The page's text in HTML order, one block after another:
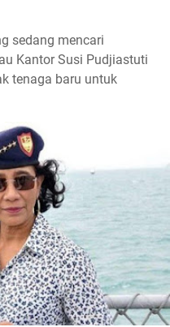
sedang mencari
Kantor Susi Pudjiastuti
tenaga baru untuk